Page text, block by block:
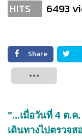
HITS 6493
Share
"...เมื่อวันที่ 4 ต.ค
เดินทางไปตรวจ